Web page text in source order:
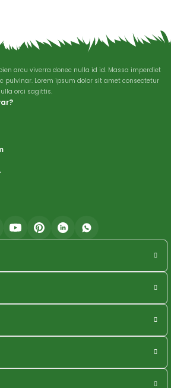
Gönder
arcu viverra donec nulla id id. Massa imperdiet
pulvinar. Lorem ipsum dolor sit amet consectetur
orci sagittis.